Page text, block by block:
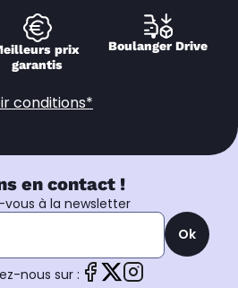
prix
garantis
Boulanger Drive
conditions*
en contact !
vous à la newsletter
Ok
nous sur :